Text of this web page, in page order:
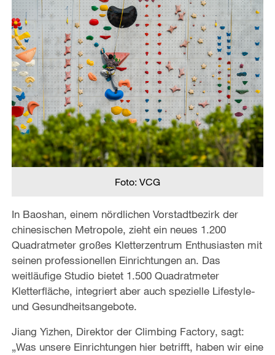
Foto: VCG
In Baoshan, einem nördlichen Vorstadtbezirk der
chinesischen Metropole, zieht ein neues 1.200
Quadratmeter großes Kletterzentrum Enthusiasten mit
seinen professionellen Einrichtungen an. Das
weitläufige Studio bietet 1.500 Quadratmeter
Kletterfläche, integriert aber auch spezielle Lifestyle-
und Gesundheitsangebote.
Jiang Yizhen, Direktor der Climbing Factory, sagt:
„Was unsere Einrichtungen hier betrifft, haben wir eine